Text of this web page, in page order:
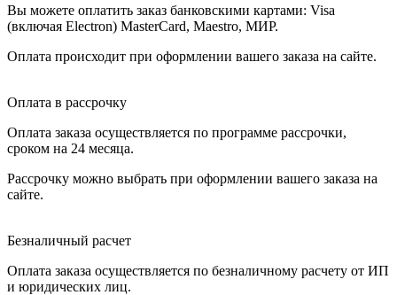
Вы можете оплатить заказ банковскими картами: Visa
(включая Electron) MasterCard, Maestro, МИР.
Оплата происходит при оформлении вашего заказа на сайте.
Оплата в рассрочку
Оплата заказа осуществляется по программе рассрочки,
сроком на 24 месяца.
Рассрочку можно выбрать при оформлении вашего заказа на
сайте.
Безналичный расчет
Оплата заказа осуществляется по безналичному расчету от ИП
и юридических лиц.